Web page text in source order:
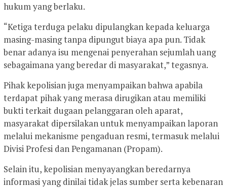
hukum yang berlaku.
“Ketiga terduga pelaku dipulangkan kepada keluarga
masing-masing tanpa dipungut biaya apa pun. Tidak
benar adanya isu mengenai penyerahan sejumlah uang
sebagaimana yang beredar di masyarakat,” tegasnya.
Pihak kepolisian juga menyampaikan bahwa apabila
terdapat pihak yang merasa dirugikan atau memiliki
bukti terkait dugaan pelanggaran oleh aparat,
masyarakat dipersilakan untuk menyampaikan laporan
melalui mekanisme pengaduan resmi, termasuk melalui
Divisi Profesi dan Pengamanan (Propam).
Selain itu, kepolisian menyayangkan beredarnya
informasi yang dinilai tidak jelas sumber serta kebenaran